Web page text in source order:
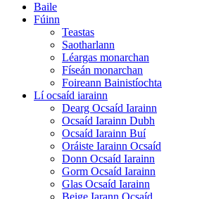
Baile
Fúinn
Teastas
Saotharlann
Léargas monarchan
Físeán monarchan
Foireann Bainistíochta
Lí ocsaíd iarainn
Dearg Ocsaíd Iarainn
Ocsaíd Iarainn Dubh
Ocsaíd Iarainn Buí
Oráiste Iarainn Ocsaíd
Donn Ocsaíd Iarainn
Gorm Ocsaíd Iarainn
Glas Ocsaíd Iarainn
Beige Iarann ​​Ocsaíd